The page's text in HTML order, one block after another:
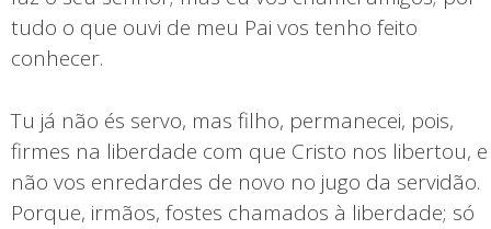
tudo o que ouvi de meu Pai vos tenho feito
conhecer.
Tu já não és servo, mas filho, permanecei, pois,
firmes na liberdade com que Cristo nos libertou, e
não vos enredardes de novo no jugo da servidão.
Porque, irmãos, fostes chamados à liberdade; só